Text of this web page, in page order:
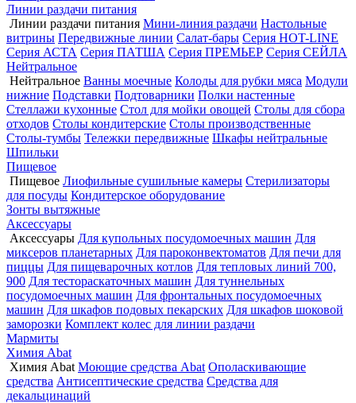
Линии раздачи питания
Линии раздачи питания Мини-линия раздачи Настольные
витрины Передвижные линии Салат-бары Серия HOT-LINE
Серия АСТА Серия ПАТША Серия ПРЕМЬЕР Серия СЕЙЛА
Нейтральное
Нейтральное Ванны моечные Колоды для рубки мяса Модули
нижние Подставки Подтоварники Полки настенные
Стеллажи кухонные Стол для мойки овощей Столы для сбора
отходов Столы кондитерские Столы производственные
Столы-тумбы Тележки передвижные Шкафы нейтральные
Шпильки
Пищевое
Пищевое Лиофильные сушильные камеры Стерилизаторы
для посуды Кондитерское оборудование
Зонты вытяжные
Аксессуары
Аксессуары Для купольных посудомоечных машин Для
миксеров планетарных Для пароконвектоматов Для печи для
пиццы Для пищеварочных котлов Для тепловых линий 700,
900 Для тестораскаточных машин Для туннельных
посудомоечных машин Для фронтальных посудомоечных
машин Для шкафов подовых пекарских Для шкафов шоковой
заморозки Комплект колес для линии раздачи
Мармиты
Химия Abat
Химия Abat Моющие средства Abat Ополаскивающие
средства Антисептические средства Средства для
декальцинаций